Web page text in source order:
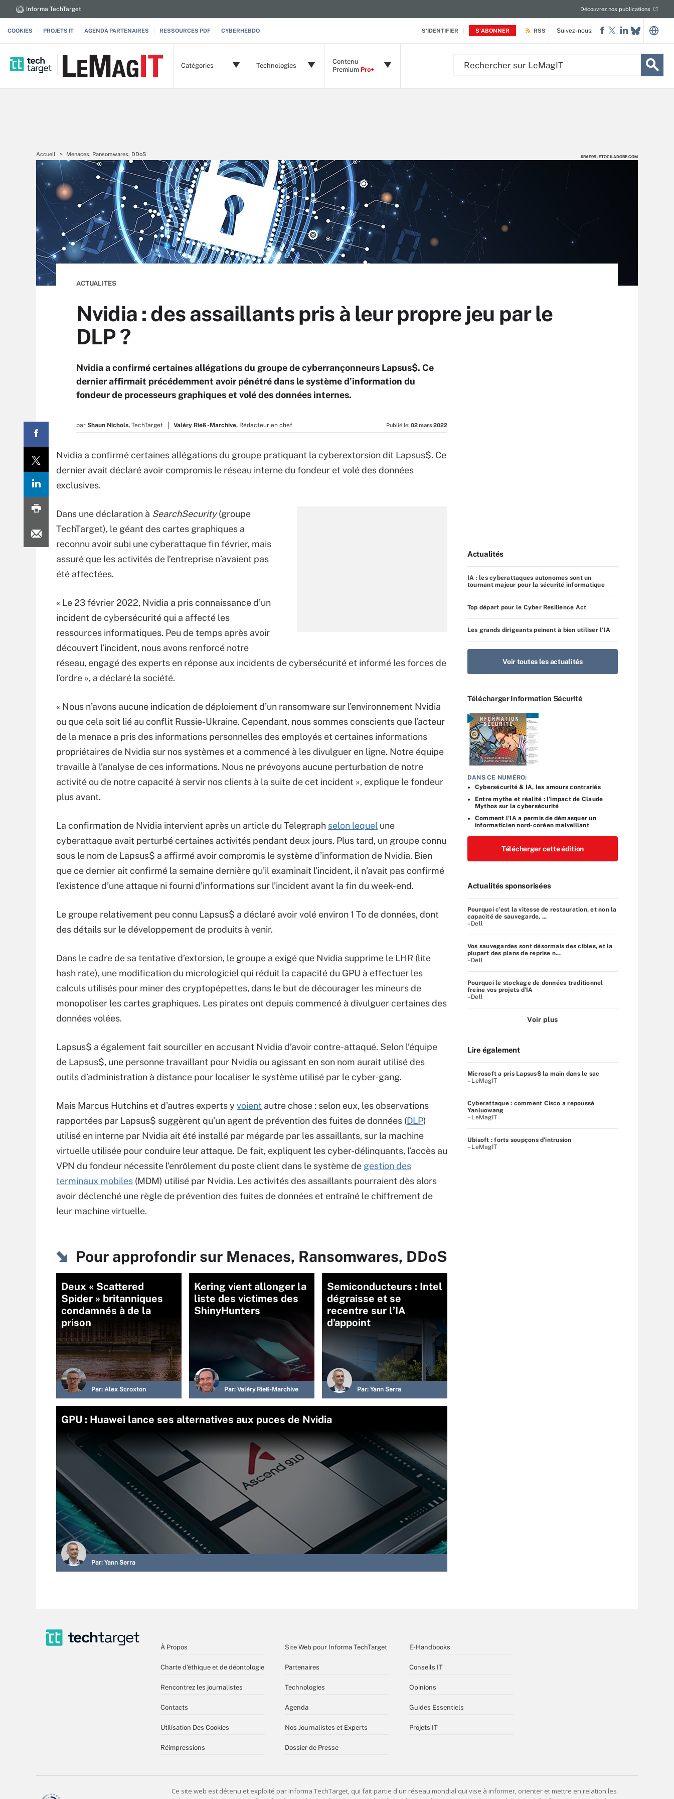
S'IDENTIFIER S'ABONNER
Informa TechTarget Découvrez nos publications
COOKIES PROJETS IT AGENDA PARTENAIRES RESSOURCES PDF CYBERHEBDO RSS
Catégories Technologies
Contenu
Premium Pro+
Suivez-nous:
Accueil Menaces, Ransomwares, DDoS KRAS99 - STOCK.ADOBE.COM
KRAS99 - STOCK.ADOBE.COM
ACTUALITES
Nvidia : des assaillants pris à leur propre jeu par le
DLP ?
Nvidia a confirmé certaines allégations du groupe de cyberrançonneurs Lapsus$. Ce
dernier affirmait précédemment avoir pénétré dans le système d’information du
fondeur de processeurs graphiques et volé des données internes.
par Shaun Nichols, TechTarget Valéry Rieß-Marchive, Rédacteur en chef Publié le: 02 mars 2022
Nvidia a confirmé certaines allégations du groupe pratiquant la cyberextorsion dit Lapsus$. Ce
dernier avait déclaré avoir compromis le réseau interne du fondeur et volé des données
exclusives.
Dans une déclaration à SearchSecurity(groupe
TechTarget), le géant des cartes graphiques a
reconnu avoir subi une cyberattaque fin février, mais
assuré que les activités de l’entreprise n’avaient pas
été affectées.
« Le 23 février 2022, Nvidia a pris connaissance d’un
incident de cybersécurité qui a affecté les
ressources informatiques. Peu de temps après avoir
découvert l’incident, nous avons renforcé notre
réseau, engagé des experts en réponse aux incidents de cybersécurité et informé les forces de
l’ordre », a déclaré la société.
« Nous n’avons aucune indication de déploiement d’un ransomware sur l’environnement Nvidia
ou que cela soit lié au conflit Russie-Ukraine. Cependant, nous sommes conscients que l’acteur
de la menace a pris des informations personnelles des employés et certaines informations
propriétaires de Nvidia sur nos systèmes et a commencé à les divulguer en ligne. Notre équipe
travaille à l’analyse de ces informations. Nous ne prévoyons aucune perturbation de notre
activité ou de notre capacité à servir nos clients à la suite de cet incident », explique le fondeur
plus avant.
La confirmation de Nvidia intervient après un article du Telegraph selon lequel une
cyberattaque avait perturbé certaines activités pendant deux jours. Plus tard, un groupe connu
sous le nom de Lapsus$ a affirmé avoir compromis le système d’information de Nvidia. Bien
que ce dernier ait confirmé la semaine dernière qu’il examinait l’incident, il n’avait pas confirmé
l’existence d’une attaque ni fourni d’informations sur l’incident avant la fin du week-end.
Le groupe relativement peu connu Lapsus$ a déclaré avoir volé environ 1 To de données, dont
des détails sur le développement de produits à venir.
Dans le cadre de sa tentative d’extorsion, le groupe a exigé que Nvidia supprime le LHR (lite
hash rate), une modification du micrologiciel qui réduit la capacité du GPU à effectuer les
calculs utilisés pour miner des cryptopépettes, dans le but de décourager les mineurs de
monopoliser les cartes graphiques. Les pirates ont depuis commencé à divulguer certaines des
données volées.
Lapsus$ a également fait sourciller en accusant Nvidia d’avoir contre-attaqué. Selon l’équipe
de Lapsus$, une personne travaillant pour Nvidia ou agissant en son nom aurait utilisé des
outils d’administration à distance pour localiser le système utilisé par le cyber-gang.
Mais Marcus Hutchins et d’autres experts y voient autre chose : selon eux, les observations
rapportées par Lapsus$ suggèrent qu’un agent de prévention des fuites de données (DLP)
utilisé en interne par Nvidia ait été installé par mégarde par les assaillants, sur la machine
virtuelle utilisée pour conduire leur attaque. De fait, expliquent les cyber-délinquants, l’accès au
VPN du fondeur nécessite l’enrôlement du poste client dans le système de gestion des
terminaux mobiles (MDM) utilisé par Nvidia. Les activités des assaillants pourraient dès alors
avoir déclenché une règle de prévention des fuites de données et entraîné le chiffrement de
leur machine virtuelle.
Pour approfondir sur Menaces, Ransomwares, DDoS
Deux « Scattered
Spider » britanniques
condamnés à de la
prison
Par: Alex Scroxton
Kering vient allonger la
liste des victimes des
ShinyHunters
Par: Valéry Rieß-Marchive
Semiconducteurs : Intel
dégraisse et se
recentre sur l’IA
d’appoint
Par: Yann Serra
GPU : Huawei lance ses alternatives aux puces de Nvidia
Par: Yann Serra
Actualités
IA : les cyberattaques autonomes sont un
tournant majeur pour la sécurité informatique
Top départ pour le Cyber Resilience Act
Les grands dirigeants peinent à bien utiliser l’IA
Voir toutes les actualités
Télécharger Information Sécurité
DANS CE NUMÉRO:
Cybersécurité & IA, les amours contrariés
Entre mythe et réalité : l’impact de Claude
Mythos sur la cybersécurité
Comment l’IA a permis de démasquer un
informaticien nord-coréen malveillant
Télécharger cette édition
Actualités sponsorisées
Pourquoi c’est la vitesse de restauration, et non la
capacité de sauvegarde, ...
–Dell
Vos sauvegardes sont désormais des cibles, et la
plupart des plans de reprise n...
–Dell
Pourquoi le stockage de données traditionnel
freine vos projets d’IA
–Dell
Voir plus
Lire également
Microsoft a pris Lapsus$ la main dans le sac
– LeMagIT
Cyberattaque : comment Cisco a repoussé
Yanluowang
– LeMagIT
Ubisoft : forts soupçons d’intrusion
– LeMagIT
À Propos
Charte d’éthique et de déontologie
Rencontrez les journalistes
Contacts
Utilisation Des Cookies
Réimpressions
Site Web pour Informa TechTarget
Partenaires
Technologies
Agenda
Nos Journalistes et Experts
Dossier de Presse
E-Handbooks
Conseils IT
Opinions
Guides Essentiels
Projets IT